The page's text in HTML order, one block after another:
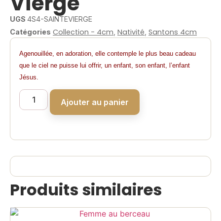
UGS 4S4-SAINTEVIERGE
Catégories Collection - 4cm Nativité Santons 4cm
Agenouillée, en adoration, elle contemple le plus beau cadeau
que le ciel ne puisse lui offrir, un enfant, son enfant, l’enfant
Jésus.
Ajouter au panier
Produits similaires